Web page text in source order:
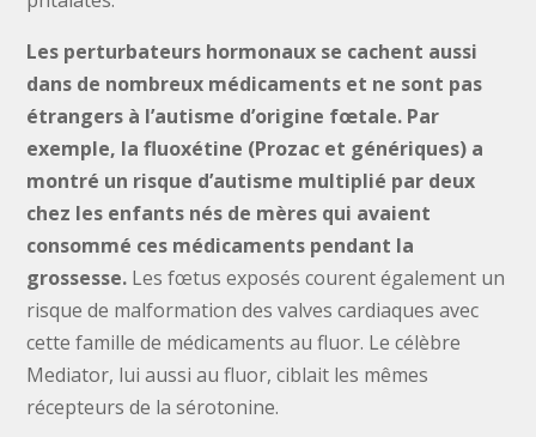
Les perturbateurs hormonaux se cachent aussi
dans de nombreux médicaments et ne sont pas
étrangers à l’autisme d’origine fœtale. Par
exemple, la fluoxétine (Prozac et génériques) a
montré un risque d’autisme multiplié par deux
chez les enfants nés de mères qui avaient
consommé ces médicaments pendant la
grossesse. Les fœtus exposés courent également un
risque de malformation des valves cardiaques avec
cette famille de médicaments au fluor. Le célèbre
Mediator, lui aussi au fluor, ciblait les mêmes
récepteurs de la sérotonine.